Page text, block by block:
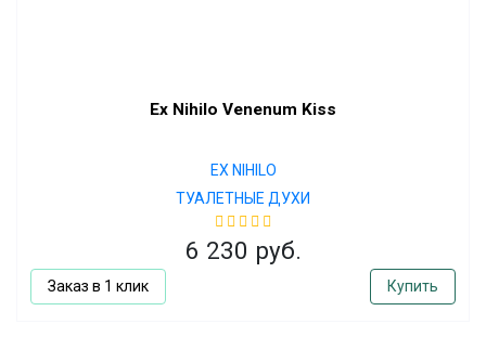
Ex Nihilo Venenum Kiss
EX NIHILO
ТУАЛЕТНЫЕ ДУХИ
6 230 руб.
Заказ в 1 клик Купить